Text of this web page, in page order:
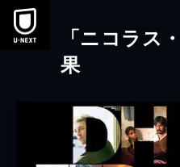
本文へスキップ
「ニコラス
果